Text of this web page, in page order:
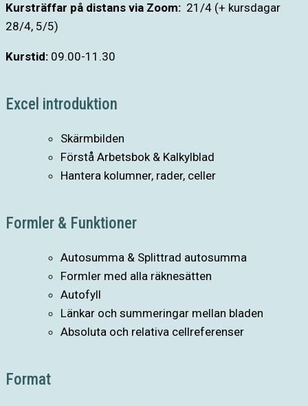
Kursträffar på distans via Zoom: 21/4 (+ kursdagar
28/4, 5/5)
Kurstid: 09.00-11.30
Excel introduktion
Skärmbilden
Förstå Arbetsbok & Kalkylblad
Hantera kolumner, rader, celler
Formler & Funktioner
Autosumma & Splittrad autosumma
Formler med alla räknesätten
Autofyll
Länkar och summeringar mellan bladen
Absoluta och relativa cellreferenser
Format